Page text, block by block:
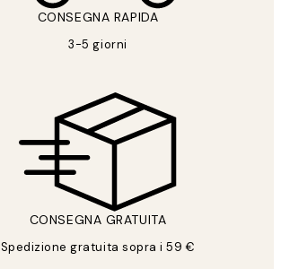
CONSEGNA RAPIDA
3-5 giorni
CONSEGNA GRATUITA
Spedizione gratuita sopra i 59 €